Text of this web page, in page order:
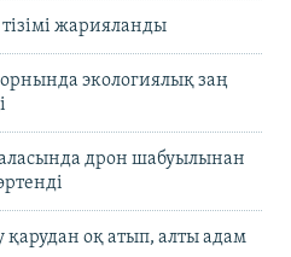
тізімі жарияланды
экологиялық заң
дрон шабуылынан
қарудан оқ атып, алты адам